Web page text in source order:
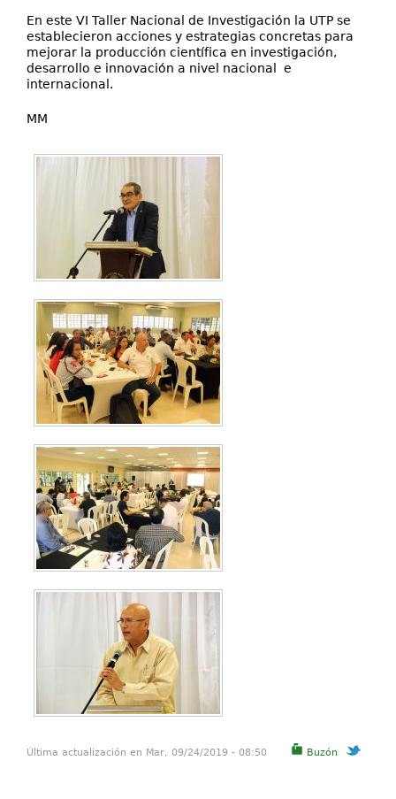
En este VI Taller Nacional de Investigación la UTP se
establecieron acciones y estrategias concretas para
mejorar la producción científica en investigación,
desarrollo e innovación a nivel nacional e
internacional.
MM
Buzón
Última actualización en Mar, 09/24/2019 - 08:50